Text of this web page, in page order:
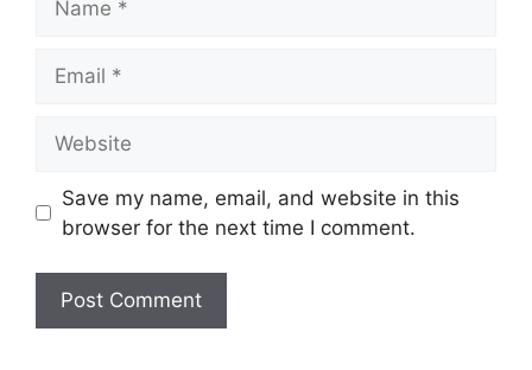
Save my name, email, and website in this
browser for the next time I comment.